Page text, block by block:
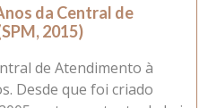
da Central de
2015)
de Atendimento à
Desde que foi criado